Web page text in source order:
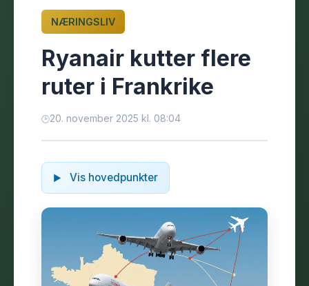
NÆRINGSLIV
Ryanair kutter flere
ruter i Frankrike
20. november 2025 kl. 08:04
Vis hovedpunkter